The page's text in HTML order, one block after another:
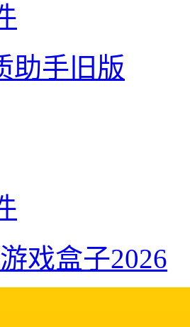
助手旧版
戏盒子2026